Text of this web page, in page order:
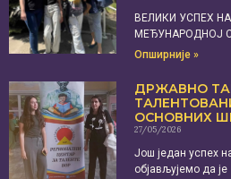
ВЕЛИКИ УСПЕХ
МЕЂУНАРОДНОЈ
Опширније »
ДРЖАВНО
ОСНОВНИХ
27/05/2026
Још један успех
објављујемо да је